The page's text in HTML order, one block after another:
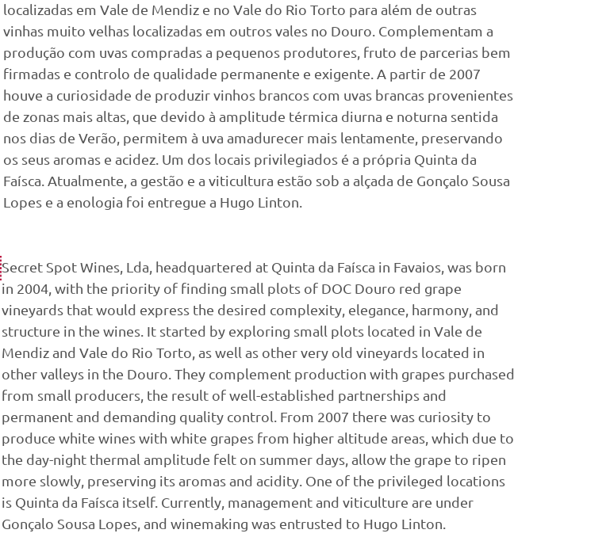
localizadas em Vale de Mendiz e no Vale do Rio Torto para além de outras
vinhas muito velhas localizadas em outros vales no Douro. Complementam a
produção com uvas compradas a pequenos produtores, fruto de parcerias bem
firmadas e controlo de qualidade permanente e exigente. A partir de 2007
houve a curiosidade de produzir vinhos brancos com uvas brancas provenientes
de zonas mais altas, que devido à amplitude térmica diurna e noturna sentida
nos dias de Verão, permitem à uva amadurecer mais lentamente, preservando
os seus aromas e acidez. Um dos locais privilegiados é a própria Quinta da
Faísca. Atualmente, a gestão e a viticultura estão sob a alçada de Gonçalo Sousa
Lopes e a enologia foi entregue a Hugo Linton.
Secret Spot Wines, Lda, headquartered at Quinta da Faísca in Favaios, was born
in 2004, with the priority of finding small plots of DOC Douro red grape
vineyards that would express the desired complexity, elegance, harmony, and
structure in the wines. It started by exploring small plots located in Vale de
Mendiz and Vale do Rio Torto, as well as other very old vineyards located in
other valleys in the Douro. They complement production with grapes purchased
from small producers, the result of well-established partnerships and
permanent and demanding quality control. From 2007 there was curiosity to
produce white wines with white grapes from higher altitude areas, which due to
the day-night thermal amplitude felt on summer days, allow the grape to ripen
more slowly, preserving its aromas and acidity. One of the privileged locations
is Quinta da Faísca itself. Currently, management and viticulture are under
Gonçalo Sousa Lopes, and winemaking was entrusted to Hugo Linton.